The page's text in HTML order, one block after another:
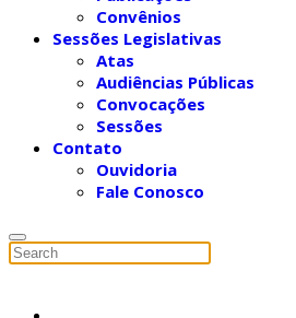
Convênios
Sessões Legislativas
Atas
Audiências Públicas
Convocações
Sessões
Contato
Ouvidoria
Fale Conosco